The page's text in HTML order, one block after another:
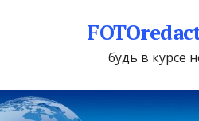
будь в курсе